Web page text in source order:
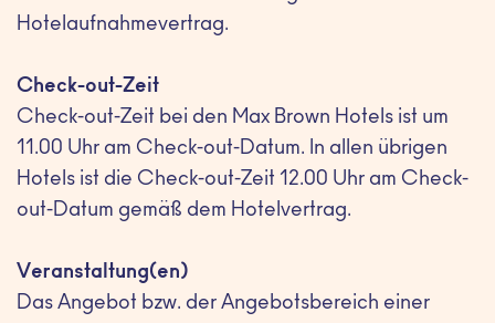
Hotelaufnahmevertrag.
Check-out-Zeit
Check-out-Zeit bei den Max Brown Hotels ist um
11.00 Uhr am Check-out-Datum. In allen übrigen
Hotels ist die Check-out-Zeit 12.00 Uhr am Check-
out-Datum gemäß dem Hotelvertrag.
Veranstaltung(en)
Das Angebot bzw. der Angebotsbereich einer